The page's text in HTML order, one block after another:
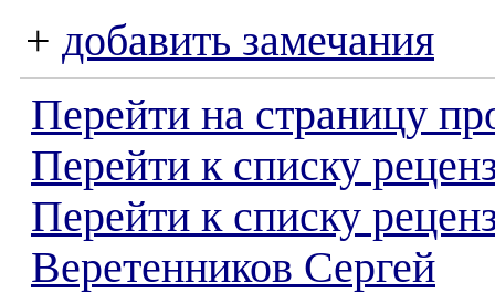
+ добавить замечания
Перейти на страницу
Перейти к списку
Перейти к списку
Веретенников Сергей